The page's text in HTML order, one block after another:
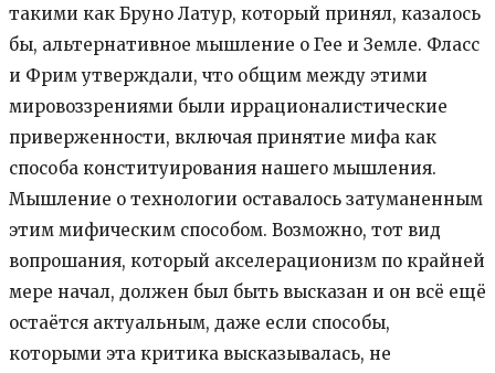
такими как Бруно Латур, который принял, казалось
бы, альтернативное мышление о Гее и Земле. Фласс
и Фрим утверждали, что общим между этими
мировоззрениями были иррационалистические
приверженности, включая принятие мифа как
способа конституирования нашего мышления.
Мышление о технологии оставалось затуманенным
этим мифическим способом. Возможно, тот вид
вопрошания, который акселерационизм по крайней
мере начал, должен был быть высказан и он всё ещё
остаётся актуальным, даже если способы,
которыми эта критика высказывалась, не